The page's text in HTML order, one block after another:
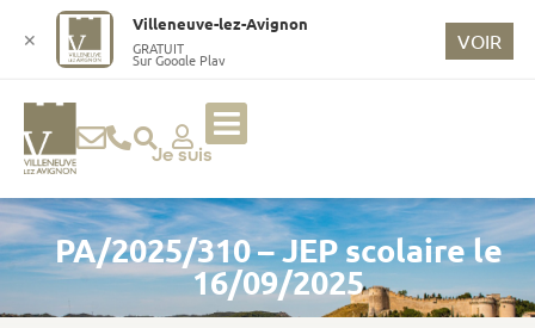
ri
n
ci
Je suis
PA/2025/310 – JEP scolaire le
16/09/2025
✕
Villeneuve-lez-Avignon
GRATUIT
Sur Google Play
VOIR